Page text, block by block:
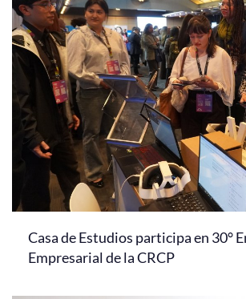
Casa de Estudios participa en 30°
Empresarial de la CRCP